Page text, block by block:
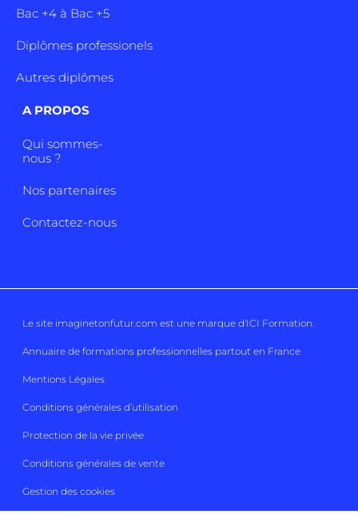
Bac +4 à Bac +5
Diplômes professionels
Autres diplômes
A PROPOS
Qui sommes-
nous ?
Nos partenaires
Contactez-nous
Le site imaginetonfutur.com est une marque d'ICI Formation.
Annuaire de formations professionnelles partout en France
Mentions Légales
Conditions générales d’utilisation
Protection de la vie privée
Conditions générales de vente
Gestion des cookies